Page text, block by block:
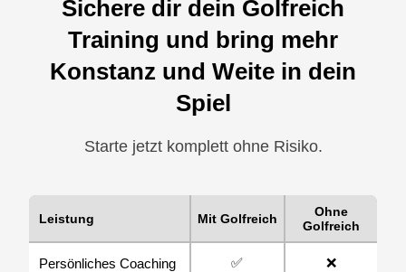
Sichere dir dein Golfreich
Training und bring mehr
Konstanz und Weite in dein
Spiel
Starte jetzt komplett ohne Risiko.
Leistung Mit Golfreich
Ohne
Golfreich
Persönliches Coaching ✅ ❌